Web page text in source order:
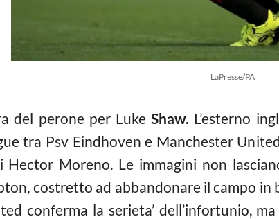
LaPresse/PA
del perone per LukeShaw. L’esterno
tra Psv Eindhoven e Manchester
Moreno. Le immagini non
costretto ad abbandonare il campo
conferma la serieta’ dell’infortunio,